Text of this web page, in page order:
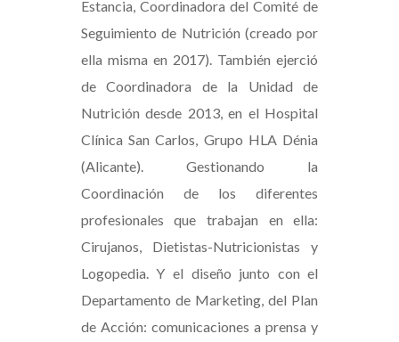
Estancia, Coordinadora del Comité de
Seguimiento de Nutrición (creado por
ella misma en 2017). También ejerció
de Coordinadora de la Unidad de
Nutrición desde 2013, en el Hospital
Clínica San Carlos, Grupo HLA Dénia
(Alicante). Gestionando la
Coordinación de los diferentes
profesionales que trabajan en ella:
Cirujanos, Dietistas-Nutricionistas y
Logopedia. Y el diseño junto con el
Departamento de Marketing, del Plan
de Acción: comunicaciones a prensa y